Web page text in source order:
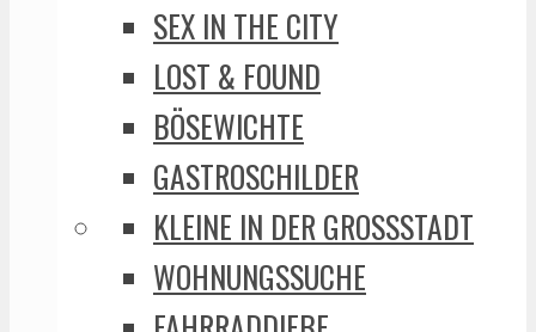
SEX IN THE CITY
LOST & FOUND
BÖSEWICHTE
GASTROSCHILDER
KLEINE IN DER GROSSSTADT
WOHNUNGSSUCHE